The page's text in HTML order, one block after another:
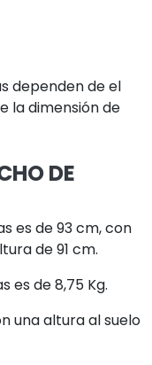
dependen de el
la dimensión de
DE
es de 93 cm, con
de 91 cm.
es de 8,75 Kg.
una altura al suelo